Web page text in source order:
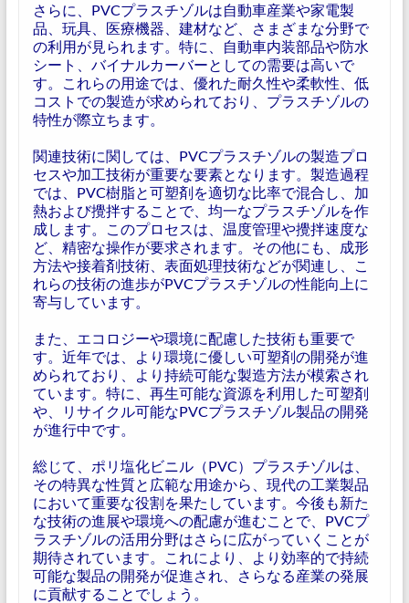
さらに、PVCプラスチゾルは自動車産業や家電製
品、玩具、医療機器、建材など、さまざまな分野で
の利用が見られます。特に、自動車内装部品や防水
シート、バイナルカーバーとしての需要は高いで
す。これらの用途では、優れた耐久性や柔軟性、低
コストでの製造が求められており、プラスチゾルの
特性が際立ちます。
関連技術に関しては、PVCプラスチゾルの製造プロ
セスや加工技術が重要な要素となります。製造過程
では、PVC樹脂と可塑剤を適切な比率で混合し、加
熱および攪拌することで、均一なプラスチゾルを作
成します。このプロセスは、温度管理や攪拌速度な
ど、精密な操作が要求されます。その他にも、成形
方法や接着剤技術、表面処理技術などが関連し、こ
れらの技術の進歩がPVCプラスチゾルの性能向上に
寄与しています。
また、エコロジーや環境に配慮した技術も重要で
す。近年では、より環境に優しい可塑剤の開発が進
められており、より持続可能な製造方法が模索され
ています。特に、再生可能な資源を利用した可塑剤
や、リサイクル可能なPVCプラスチゾル製品の開発
が進行中です。
総じて、ポリ塩化ビニル（PVC）プラスチゾルは、
その特異な性質と広範な用途から、現代の工業製品
において重要な役割を果たしています。今後も新た
な技術の進展や環境への配慮が進むことで、PVCプ
ラスチゾルの活用分野はさらに広がっていくことが
期待されています。これにより、より効率的で持続
可能な製品の開発が促進され、さらなる産業の発展
に貢献することでしょう。